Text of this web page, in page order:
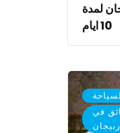
لمدة
10 ايام
في